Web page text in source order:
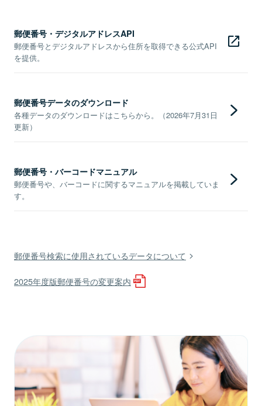
郵便番号・デジタルアドレスAPI
郵便番号とデジタルアドレスから住所を取得できる公式API
を提供。
郵便番号データのダウンロード
各種データのダウンロードはこちらから。（2026年7月31日
更新）
郵便番号・バーコードマニュアル
郵便番号や、バーコードに関するマニュアルを掲載していま
す。
郵便番号検索に使用されているデータについて
2025年度版郵便番号の変更案内